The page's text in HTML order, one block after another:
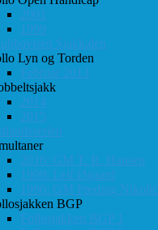
2001
1999
Sjakkalen
Lyn og Torden
Februar 2013
2014
2015
2016: GM T. R. Hansen
1999: Leif Øgaard
1996: GM Predrag Nikolic
BGP
Follosjakken BGP 1